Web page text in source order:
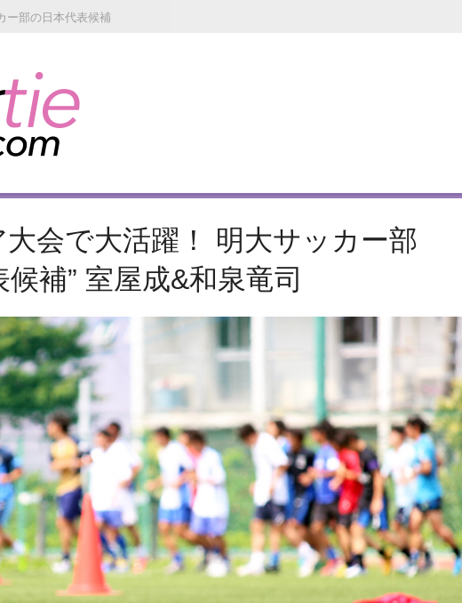
ー部の日本代表候補
会で大活躍！ 明大サッカー部
候補” 室屋成&和泉竜司